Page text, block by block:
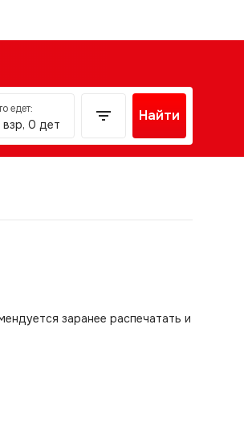
едет:
взр, 0 дет
Найти
заранее распечатать и